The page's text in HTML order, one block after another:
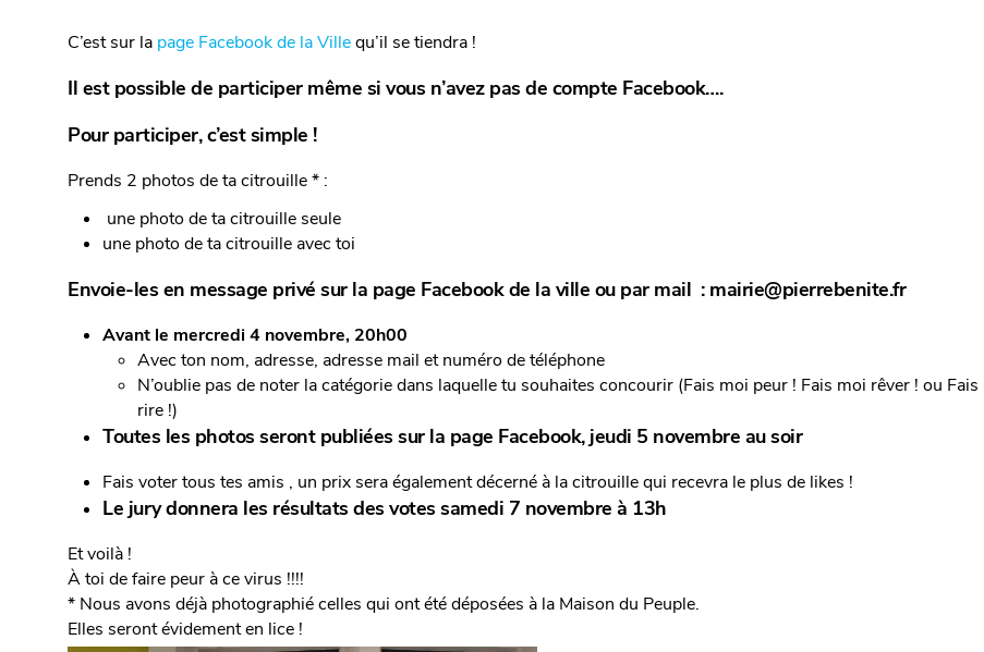
C’est sur la page Facebook de la Villequ’il se tiendra !
Il est possible de participer même si vous n’avez pas de compte Facebook….
Pour participer, c’est simple !
Prends 2 photos de ta citrouille * :
une photo de ta citrouille seule
une photo de ta citrouille avec toi
Envoie-les en message privé sur la page Facebook de la ville ou par mail : mairie@pierrebenite.fr
Avant le mercredi 4 novembre, 20h00
Avec ton nom, adresse, adresse mail et numéro de téléphone
N’oublie pas de noter la catégorie dans laquelle tu souhaites concourir (Fais moi peur ! Fais moi rêver ! ou Fais
rire !)
Toutes les photos seront publiées sur la page Facebook, jeudi 5 novembre au soir
Fais voter tous tes amis , un prix sera également décerné à la citrouille qui recevra le plus de likes !
Le jury donnera les résultats des votes samedi 7 novembre à 13h
Et voilà !
À toi de faire peur à ce virus !!!!
* Nous avons déjà photographié celles qui ont été déposées à la Maison du Peuple.
Elles seront évidement en lice !